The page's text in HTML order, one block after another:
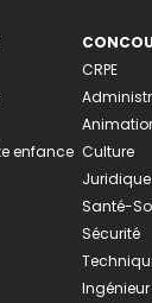
enfance
CRPE
Culture
Juridique
Santé-
Sécurité